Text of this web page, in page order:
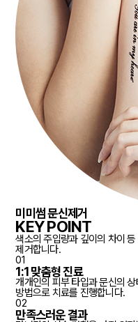
미미썸 문신제거
KEY POINT
색소의 주입량과 깊이의 차이
제거합니다.
01
1:1 맞춤형 진료
개개인의 피부 타입과 문신의
방법으로 치료를 진행합니다.
02
만족스러운 결과